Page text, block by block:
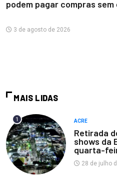
podem pagar compras
3 de agosto de 2026
MAIS LIDAS
1 ACRE
Retirada
shows da
quarta-
28 de julho